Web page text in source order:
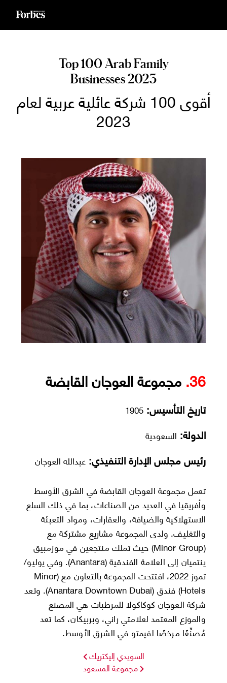
Top 100 Arab Family
Businesses 2023
أقوى 100 شركة عائلية عربية لعام
2023
36. مجموعة العوجان القابضة
تاريخ التأسيس:1905
الدولة: السعودية
رئيس مجلس الإدارة التنفيذي:عبدالله العوجان
تعمل مجموعة العوجان القابضة في الشرق الأوسط
وأفريقيا في العديد من الصناعات، بما في ذلك السلع
الاستهلاكية والضيافة، والعقارات، ومواد التعبئة
والتغليف. ولدى المجموعة مشاريع مشتركة مع
(Minor Group) حيث تملك منتجعين في موزمبيق
ينتميان إلى العلامة الفندقية (Anantara). وفي يوليو/
تموز 2022، افتتحت المجموعة بالتعاون مع (Minor
Hotels) فندق (Anantara Downtown Dubai). وتعد
شركة العوجان كوكاكولا للمرطبات هي المصنع
والموزع المعتمد لعلامتي راني، وبربيكان، كما تعد
مُصنِّعًا مرخصًا لفيمتو في الشرق الأوسط.
السويدي إليكتريك
مجموعة المسعود